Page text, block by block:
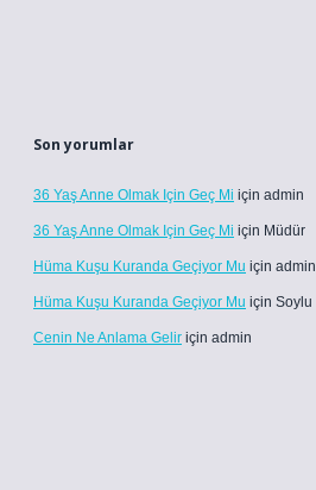
Son yorumlar
36 Yaş Anne Olmak Için Geç Mi için admin
36 Yaş Anne Olmak Için Geç Mi için Müdür
Hüma Kuşu Kuranda Geçiyor Mu için admin
Hüma Kuşu Kuranda Geçiyor Mu için Soylu
Cenin Ne Anlama Gelir için admin